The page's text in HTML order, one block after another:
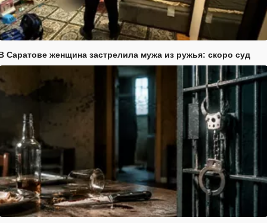
Саратове женщина застрелила мужа из ружья: скоро суд